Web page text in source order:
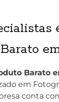
Barato
em
conta